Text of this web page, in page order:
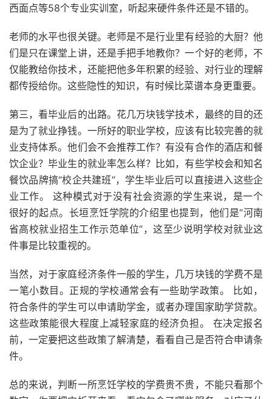
西面点等58个专业实训室，听起来硬件条件还是不错的。
老师的水平也很关键。老师是不是行业里有经验的大厨？他
们是只在课堂上讲，还是手把手地教你？一个好的老师，不
仅能教给你技术，还能把他多年积累的经验、对行业的理解
都传授给你。这些隐性的知识，有时候比菜谱本身更重要。
第三，看毕业后的出路。花几万块钱学技术，最终的目的还
是为了就业挣钱。一所好的职业学校，应该有比较完善的就
业支持体系。他们会不会推荐工作？有没有合作的酒店和餐
饮企业？毕业生的就业率怎么样？比如，有些学校会和知名
餐饮品牌搞“校企共建班”，学生毕业后可以直接进入这些企
业工作。 这种模式对于没有社会资源的学生来说，是一个
很好的起点。长垣烹饪学院的介绍里也提到，他们是“河南
省高校就业招生工作示范单位”，这至少说明学校对就业这
件事是比较重视的。
当然，对于家庭经济条件一般的学生，几万块钱的学费不是
一笔小数目。正规的学校通常会有一些助学政策。 比如，
符合条件的学生可以申请助学金，或者办理国家助学贷款。
这些政策能很大程度上减轻家庭的经济负担。 在决定报名
前，一定要把这些政策了解清楚，看看自己是否符合申请条
件。
总的来说，判断一所烹饪学校的学费贵不贵，不能只看那个